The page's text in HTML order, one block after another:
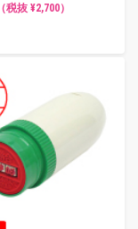
（税抜 ¥2,700）